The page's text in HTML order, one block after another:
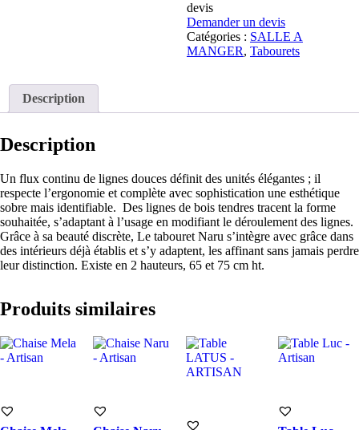
devis
Demander un devis
Catégories : SALLE A
MANGER, Tabourets
Description
Description
Un flux continu de lignes douces définit des unités élégantes ; il
respecte l’ergonomie et complète avec sophistication une esthétique
sobre mais identifiable. Des lignes de bois tendres tracent la forme
souhaitée, s’adaptant à l’usage en modifiant le déroulement des lignes.
Grâce à sa beauté discrète, Le tabouret Naru s’intègre avec grâce dans
des intérieurs déjà établis et s’y adaptent, les affinant sans jamais perdre
leur distinction. Existe en 2 hauteurs, 65 et 75 cm ht.
Produits similaires